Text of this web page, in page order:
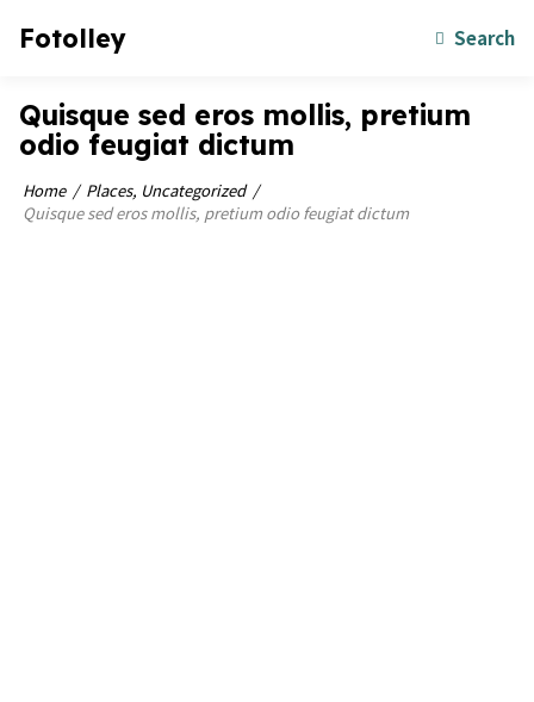
Fotolley Search
Quisque sed eros mollis, pretium
odio feugiat dictum
Home Places, Uncategorized
Quisque sed eros mollis, pretium odio feugiat dictum